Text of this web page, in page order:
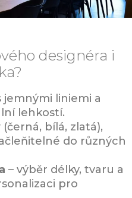
designéra i
jemnými liniemi a
lehkostí.
(černá, bílá, zlatá),
do různých
– výběr délky, tvaru a
pro